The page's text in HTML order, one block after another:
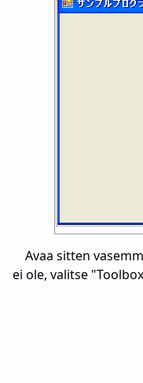
Avaa sitten
ei ole, valitse